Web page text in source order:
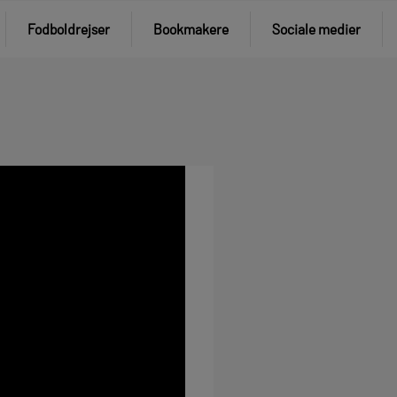
Fodboldrejser Bookmakere Sociale medier